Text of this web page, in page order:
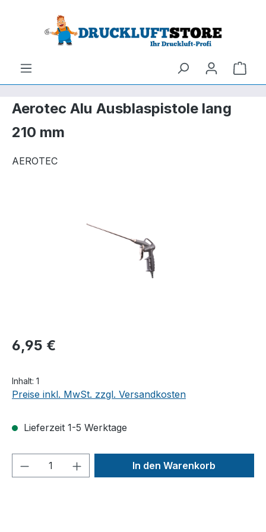
Hauptinhalt springen
Zur Suche springen
Aerotec Alu Ausblaspistole lang
210 mm
AEROTEC
6,95 €
Inhalt: 1
Preise inkl. MwSt. zzgl. Versandkosten
Lieferzeit 1-5 Werktage
Produkt Anzahl: Gib denIn den Warenkorb